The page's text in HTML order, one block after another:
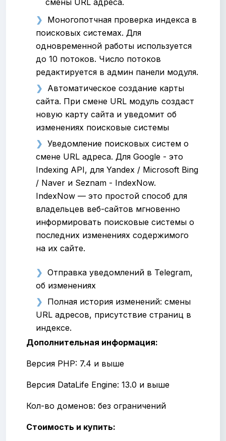
Моногопотчная проверка индекса в
поисковых системах. Для
одновременной работы используется
до 10 потоков. Число потоков
редактируется в админ панели модуля.
Автоматическое создание карты
сайта. При смене URL модуль создаст
новую карту сайта и уведомит об
изменениях поисковые системы
Уведомление поисковых систем о
смене URL адреса. Для Google - это
Indexing API, для Yandex / Microsoft Bing
/ Naver и Seznam - IndexNow.
IndexNow — это простой способ для
владельцев веб-сайтов мгновенно
информировать поисковые системы о
последних изменениях содержимого
на их сайте.
Отправка уведомлений в Telegram,
об изменениях
Полная история изменений: смены
URL адресов, присутствие страниц в
индексе.
Дополнительная информация:
Версия PHP: 7.4 и выше
Версия DataLife Engine: 13.0 и выше
Кол-во доменов: без ограничений
Стоимость и купить: